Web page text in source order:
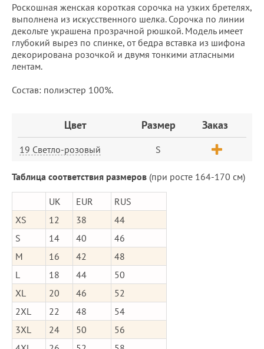
Роскошная женская короткая сорочка на узких бретелях,
выполнена из искусственного шелка. Сорочка по линии
декольте украшена прозрачной рюшкой. Модель имеет
глубокий вырез по спинке, от бедра вставка из шифона
декорирована розочкой и двумя тонкими атласными
лентам.
Состав: полиэстер 100%.
Цвет Размер Заказ
19 Светло-розовый S
Таблица соответствия размеров (при росте 164-170 см)
UK EUR
RUS
XS
12 38
44
S
14 40
46
M
16 42
48
L
18 44
50
XL
20 46
52
2XL
22 48
54
3XL
24 50
56